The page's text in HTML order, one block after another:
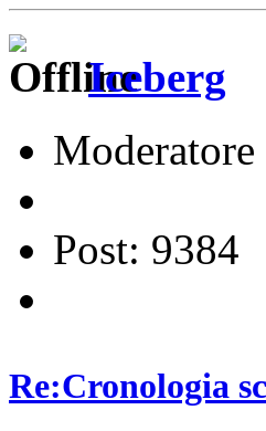
Iceberg
Moderatore
Post: 9384
Re:Cronologia